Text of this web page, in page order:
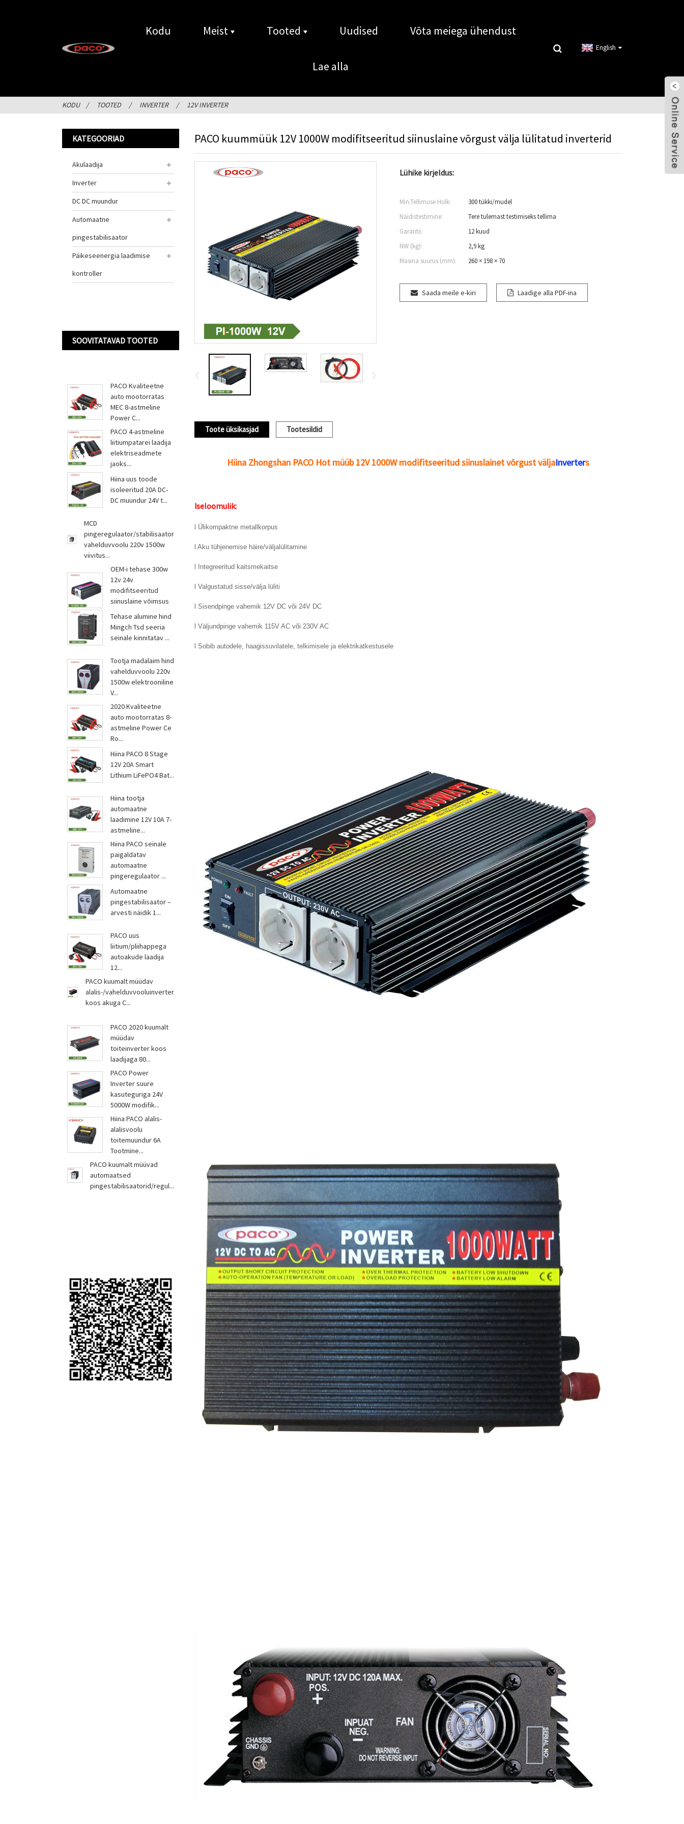
Kodu Meist Tooted Uudised Võta meiega ühendust
Lae alla
English
KODU TOOTED INVERTER 12V INVERTER
KATEGOORIAD
Akulaadija
Inverter
DC DC muundur
Automaatne
pingestabilisaator
Päikeseenergia laadimise
kontroller
SOOVITATAVAD TOOTED
PACO Kvaliteetne
auto mootorratas
MEC 8-astmeline
Power C...
PACO 4-astmeline
liitiumpatarei laadija
elektriseadmete
jaoks...
Hiina uus toode
isoleeritud 20A DC-
DC muundur 24V t...
MCD
pingeregulaator/stabilisaator
vahelduvvoolu 220v 1500w
viivitus...
OEM-i tehase 300w
12v 24v
modifitseeritud
siinuslaine võimsus
Sy...
Tehase alumine hind
Mingch Tsd seeria
seinale kinnitatav ...
Tootja madalaim hind
vahelduvvoolu 220v
1500w elektrooniline
V...
2020 Kvaliteetne
auto mootorratas 8-
astmeline Power Ce
Ro...
Hiina PACO 8 Stage
12V 20A Smart
Lithium LiFePO4 Bat...
Hiina tootja
automaatne
laadimine 12V 10A 7-
astmeline...
Hiina PACO seinale
paigaldatav
automaatne
pingeregulaator ...
Automaatne
pingestabilisaator –
arvesti näidik 1...
PACO uus
liitium/pliihappega
autoakude laadija
12...
PACO kuumalt müüdav
alalis-/vahelduvvooluinverter
koos akuga C...
PACO 2020 kuumalt
müüdav
toiteinverter koos
laadijaga 80...
PACO Power
Inverter suure
kasuteguriga 24V
5000W modifik...
Hiina PACO alalis-
alalisvoolu
toitemuundur 6A
Tootmine...
PACO kuumalt müüvad
automaatsed
pingestabilisaatorid/regul...
PACO kuummüük 12V 1000W modifitseeritud siinuslaine võrgust välja lülitatud inverterid
Lühike kirjeldus:
Min.Tellimuse Hulk:
300 tükki/mudel
Näidistestimine:
Tere tulemast testimiseks tellima
Garantii:
12 kuud
NW (kg):
2,9 kg
Masina suurus (mm):
260 × 198 × 70
Saada meile e-kiri Laadige alla PDF-ina
Toote üksikasjad Tootesildid
Hiina Zhongshan PACO Hot müüb 12V 1000W modifitseeritud siinuslainet võrgust väljaInverters
Iseloomulik:
l Ülikompaktne metallkorpus
l Aku tühjenemise häire/väljalülitamine
l Integreeritud kaitsmekaitse
l Valgustatud sisse/välja lüliti
l Sisendpinge vahemik 12V DC või 24V DC
l Väljundpinge vahemik 115V AC või 230V AC
l Sobib autodele, haagissuvilatele, telkimisele ja elektrikatkestusele